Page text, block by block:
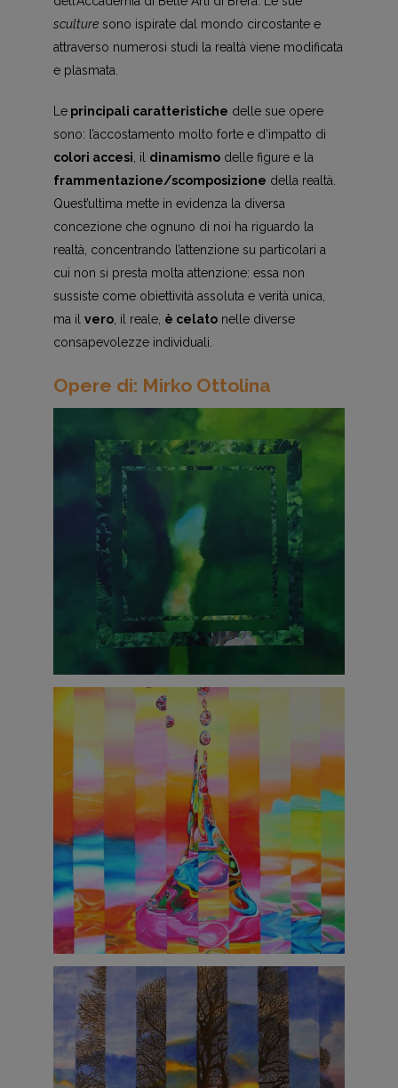
sculturesono ispirate dal mondo circostante e
attraverso numerosi studi la realtà viene modificata
e plasmata.
Leprincipali caratteristiche delle sue opere
sono: l’accostamento molto forte e d’impatto di
colori accesi, il dinamismodelle figure e la
frammentazione/scomposizione della realtà.
Quest’ultima mette in evidenza la diversa
concezione che ognuno di noi ha riguardo la
realtà, concentrando l’attenzione su particolari a
cui non si presta molta attenzione: essa non
sussiste come obiettività assoluta e verità unica,
ma il vero, il reale, è celatonelle diverse
consapevolezze individuali.
Opere di: Mirko Ottolina